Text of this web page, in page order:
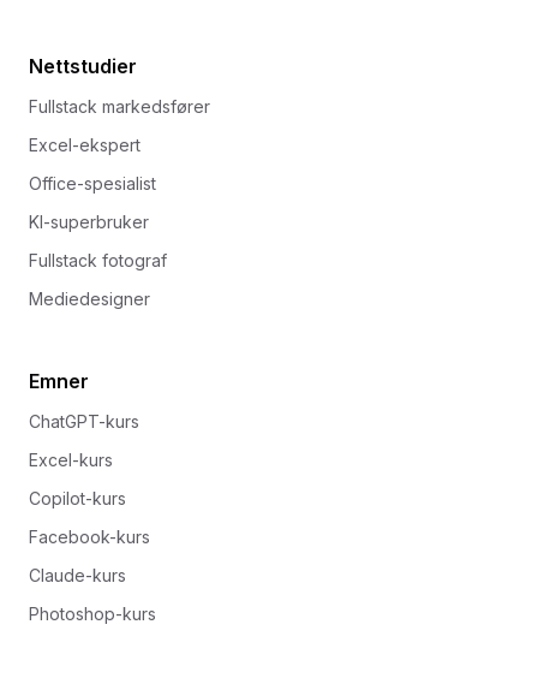
Nettstudier
Fullstack markedsfører
Excel-ekspert
Office-spesialist
KI-superbruker
Fullstack fotograf
Mediedesigner
Emner
ChatGPT-kurs
Excel-kurs
Copilot-kurs
Facebook-kurs
Claude-kurs
Photoshop-kurs